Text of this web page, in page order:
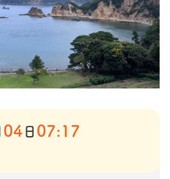
04 日 07:17